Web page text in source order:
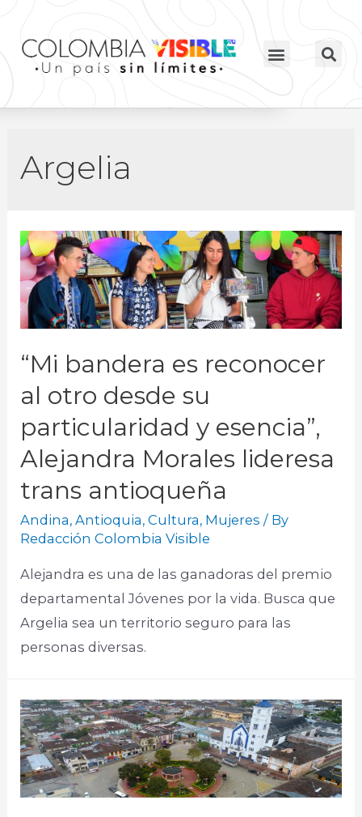
Argelia
“Mi bandera es reconocer
al otro desde su
particularidad y esencia”,
Alejandra Morales lideresa
trans antioqueña
Andina,Antioquia,Cultura, Mujeres / By
Redacción Colombia Visible
Alejandra es una de las ganadoras del premio
departamental Jóvenes por la vida. Busca que
Argelia sea un territorio seguro para las
personas diversas.​